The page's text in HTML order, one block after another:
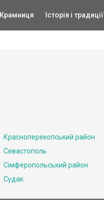
Крамниця Історія і традиції
Красноперекопський район
Севастополь
Сімферопольський район
Судак